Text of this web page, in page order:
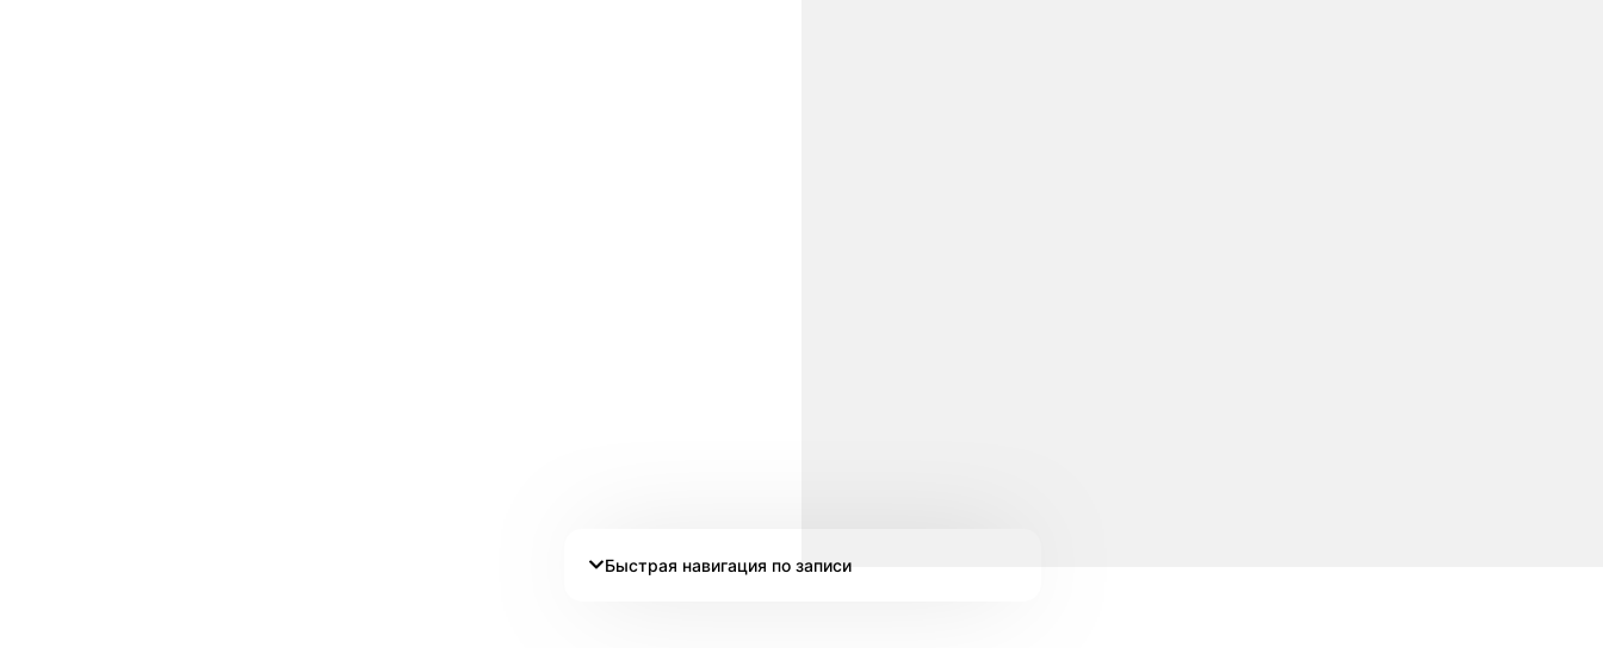
Быстрая навигация по записи